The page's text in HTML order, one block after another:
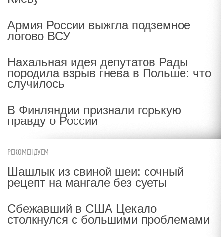
Армия России выжгла подземное
логово ВСУ
Нахальная идея депутатов Рады
породила взрыв гнева в Польше: что
случилось
В Финляндии признали горькую
правду о России
РЕКОМЕНДУЕМ
Шашлык из свиной шеи: сочный
рецепт на мангале без суеты
Сбежавший в США Цекало
столкнулся с большими проблемами